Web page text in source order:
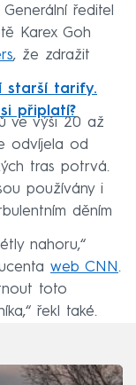
ředitel
Karex Goh
, že zdražit
starší tarify.
připlatí?
ve výši 20 až
odvíjela od
tras potrvá.
používány i
děním
nahoru,“
web CNN.
toto
řekl také.